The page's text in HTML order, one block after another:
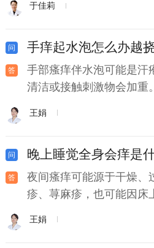
于佳莉
手痒起水泡怎么办越
手部瘙痒伴水泡可能是汗
清洁或接触刺激物会加重
王娟
晚上睡觉全身会痒是
夜间瘙痒可能源于干燥、
疹、荨麻疹，也可能因床
王娟